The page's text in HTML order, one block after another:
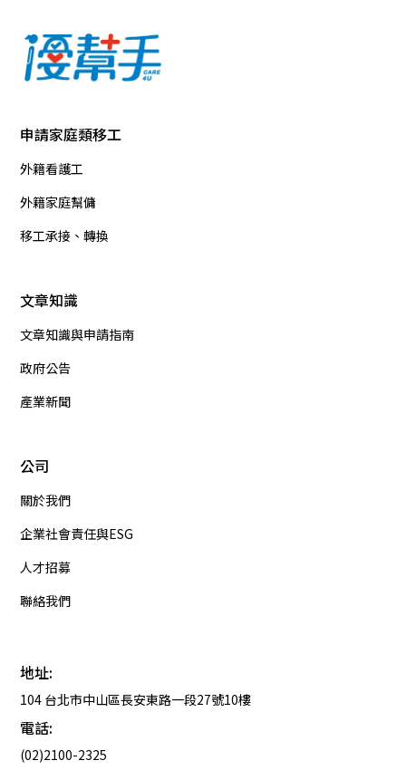
申請家庭類移工
外籍看護工
外籍家庭幫傭
移工承接、轉換
文章知識
文章知識與申請指南
政府公告
產業新聞
公司
關於我們
企業社會責任與ESG
人才招募
聯絡我們
地址:
104 台北市中山區長安東路一段27號10樓
電話:
(02)2100-2325